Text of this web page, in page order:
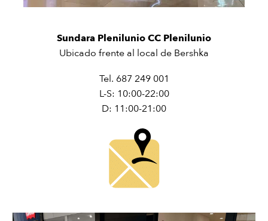
Sundara Plenilunio CC Plenilunio
Ubicado frente al local de Bershka
Tel. 687 249 001
L-S: 10:00-22:00
D: 11:00-21:00